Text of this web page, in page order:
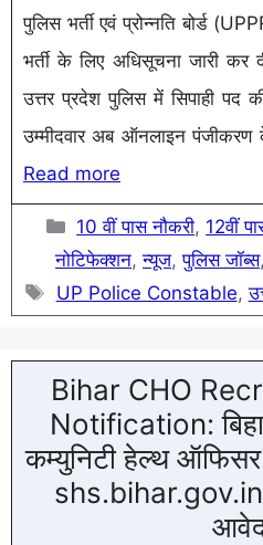
पुलिस भर्ती एवं प्रोन्नति बोर्ड
भर्ती के लिए अधिसूचना जारी कर
उत्तर प्रदेश पुलिस में सिपाही पद
उम्मीदवार अब ऑनलाइन
Read more
Categories
10 वीं पास नौकरी, 12वीं
नोटिफेक्शन,न्यूज,पुलिस जॉब्स
Tags
UP Police Constable,
Bihar CHO
Notification:
कम्युनिटी हेल्थ